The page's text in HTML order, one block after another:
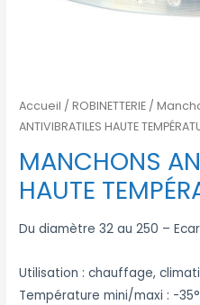
Accueil /ROBINETTERIE /
ANTIVIBRATILES HAUTE
MANCHONS
HAUTE
Du diamètre 32 au 250 –
Utilisation : chauffage,
Température mini/maxi : -